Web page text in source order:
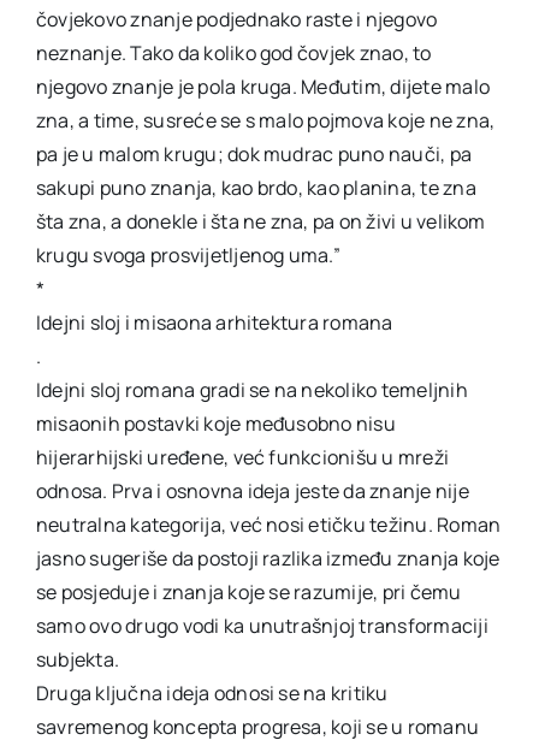
čovjekovo znanje podjednako raste i njegovo
neznanje. Tako da koliko god čovjek znao, to
njegovo znanje je pola kruga. Međutim, dijete malo
zna, a time, susreće se s malo pojmova koje ne zna,
pa je u malom krugu; dok mudrac puno nauči, pa
sakupi puno znanja, kao brdo, kao planina, te zna
šta zna, a donekle i šta ne zna, pa on živi u velikom
krugu svoga prosvijetljenog uma.”
*
Idejni sloj i misaona arhitektura romana
.
Idejni sloj romana gradi se na nekoliko temeljnih
misaonih postavki koje međusobno nisu
hijerarhijski uređene, već funkcionišu u mreži
odnosa. Prva i osnovna ideja jeste da znanje nije
neutralna kategorija, već nosi etičku težinu. Roman
jasno sugeriše da postoji razlika između znanja koje
se posjeduje i znanja koje se razumije, pri čemu
samo ovo drugo vodi ka unutrašnjoj transformaciji
subjekta.
Druga ključna ideja odnosi se na kritiku
savremenog koncepta progresa, koji se u romanu